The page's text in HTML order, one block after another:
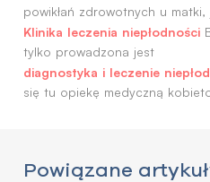
powikłań zdrowotnych u
Klinika leczenia niepłodności
tylko prowadzona jest
diagnostyka i leczenie
się tu opiekę medyczną
Powiązane